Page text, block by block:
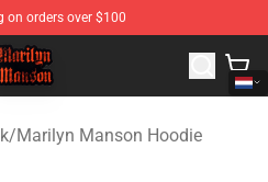
on orders over $100
- Official Marilyn Manson
/Marilyn Manson Hoodie